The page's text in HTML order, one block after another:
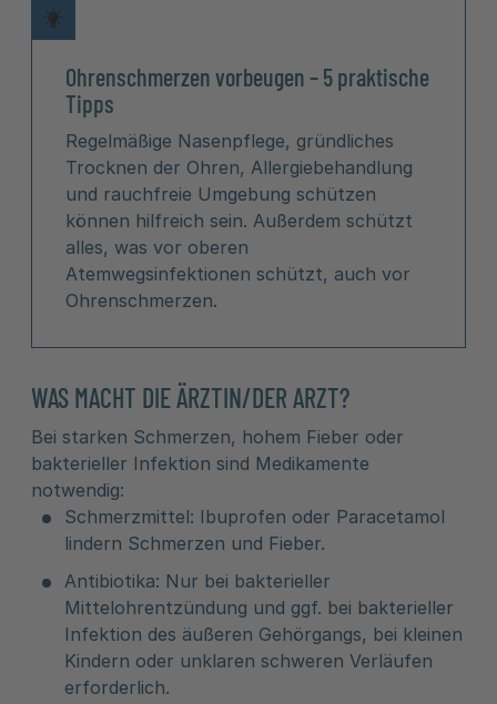
Ohrenschmerzen vorbeugen – 5 praktische
Tipps
Regelmäßige Nasenpflege, gründliches
Trocknen der Ohren, Allergiebehandlung
und rauchfreie Umgebung schützen
können hilfreich sein. Außerdem schützt
alles, was vor oberen
Atemwegsinfektionen schützt, auch vor
Ohrenschmerzen.
WAS MACHT DIE ÄRZTIN/DER ARZT?
Bei starken Schmerzen, hohem Fieber oder
bakterieller Infektion sind Medikamente
notwendig:
Schmerzmittel: Ibuprofen oder Paracetamol
lindern Schmerzen und Fieber.
Antibiotika: Nur bei bakterieller
Mittelohrentzündung und ggf. bei bakterieller
Infektion des äußeren Gehörgangs, bei kleinen
Kindern oder unklaren schweren Verläufen
erforderlich.